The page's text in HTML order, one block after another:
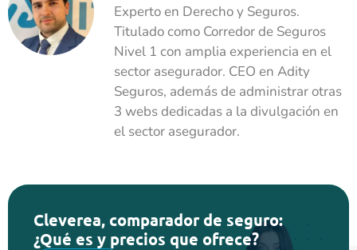
Experto en Derecho y Seguros.
Titulado como Corredor de Seguros
Nivel 1 con amplia experiencia en el
sector asegurador. CEO en Adity
Seguros, además de administrar otras
3 webs dedicadas a la divulgación en
el sector asegurador.
Cleverea, comparador de seguro:
¿Qué es y precios que ofrece?